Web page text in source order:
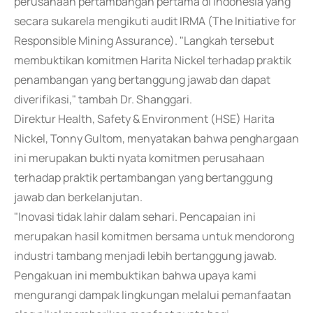
secara sukarela mengikuti audit IRMA (The Initiative for
Responsible Mining Assurance). "Langkah tersebut
membuktikan komitmen Harita Nickel terhadap praktik
penambangan yang bertanggung jawab dan dapat
diverifikasi," tambah Dr. Shanggari.
Direktur Health, Safety & Environment (HSE) Harita
Nickel, Tonny Gultom, menyatakan bahwa penghargaan
ini merupakan bukti nyata komitmen perusahaan
terhadap praktik pertambangan yang bertanggung
jawab dan berkelanjutan.
"Inovasi tidak lahir dalam sehari. Pencapaian ini
merupakan hasil komitmen bersama untuk mendorong
industri tambang menjadi lebih bertanggung jawab.
Pengakuan ini membuktikan bahwa upaya kami
mengurangi dampak lingkungan melalui pemanfaatan